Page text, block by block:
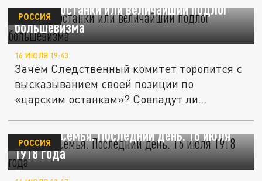
Царские останки или величайший подлог
большевизма
РОССИЯ
16 ИЮЛЯ 19:43
Зачем Следственный комитет торопится с
высказыванием своей позиции по
«царским останкам»? Совпадут ли...
Царская Семья. Последний день. 16 июля
1918 года
РОССИЯ